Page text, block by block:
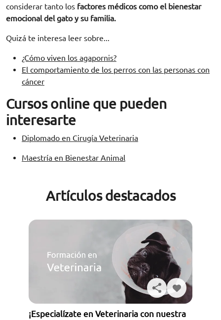
considerar tanto los factores médicos como el bienestar
emocional del gato y su familia.
Quizá te interesa leer sobre...
¿Cómo viven los agapornis?
El comportamiento de los perros con las personas con
cáncer
Cursos online que pueden
interesarte
Diplomado en Cirugía Veterinaria
Maestría en Bienestar Animal
Artículos destacados
¡Especialízate en Veterinaria con nuestra